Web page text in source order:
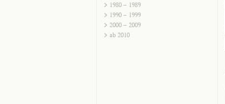
1980 – 1989
1990 – 1999
2000 – 2009
ab 2010